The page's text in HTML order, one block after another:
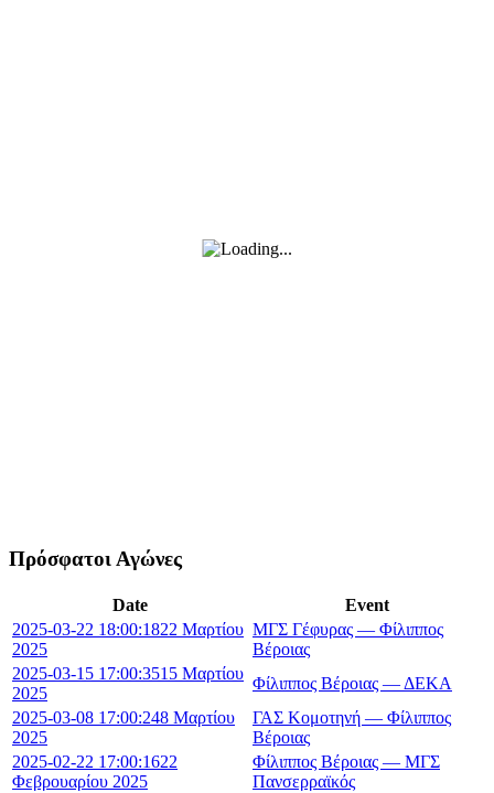
Πρόσφατοι Αγώνες
Date
Event
2025-03-22 18:00:1822 Μαρτίου
2025
ΜΓΣ Γέφυρας — Φίλιππος
Βέροιας
2025-03-15 17:00:3515 Μαρτίου
2025
Φίλιππος Βέροιας — ΔΕΚΑ
2025-03-08 17:00:248 Μαρτίου
2025
ΓΑΣ Κομοτηνή — Φίλιππος
Βέροιας
2025-02-22 17:00:1622
Φεβρουαρίου 2025
Φίλιππος Βέροιας — ΜΓΣ
Πανσερραϊκός